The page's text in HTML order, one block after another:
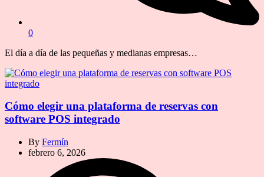
0
El día a día de las pequeñas y medianas empresas…
Cómo elegir una plataforma de reservas con
software POS integrado
By Fermín
febrero 6, 2026